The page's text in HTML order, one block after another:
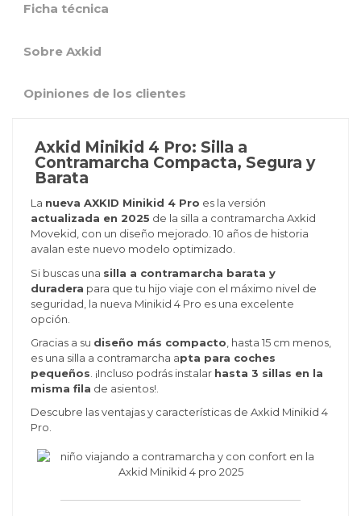
Ficha técnica
Sobre Axkid
Opiniones de los clientes
Axkid Minikid 4 Pro: Silla a
Contramarcha Compacta, Segura y
Barata
La nueva AXKID Minikid 4 Pro es la versión
actualizada en 2025 de la silla a contramarcha Axkid
Movekid, con un diseño mejorado. 10 años de historia
avalan este nuevo modelo optimizado.
Si buscas una silla a contramarcha barata y
duradera para que tu hijo viaje con el máximo nivel de
seguridad, la nueva Minikid 4 Pro es una excelente
opción.
Gracias a su diseño más compacto , hasta 15 cm menos,
es una silla a contramarcha apta para coches
pequeños . ¡Incluso podrás instalar hasta 3 sillas en la
misma fila de asientos!.
Descubre las ventajas y características de Axkid Minikid 4
Pro.